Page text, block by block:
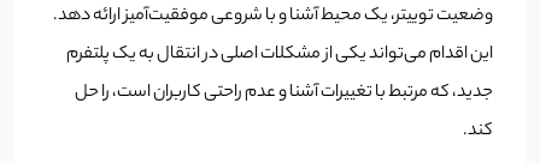
وضعیت توییتر، یک محیط آشنا و با شروعی موفقیت‌آمیز ارائه دهد.
این اقدام می‌تواند یکی از مشکلات اصلی در انتقال به یک پلتفرم
جدید، که مرتبط با تغییرات آشنا و عدم راحتی کاربران است، را حل
کند.